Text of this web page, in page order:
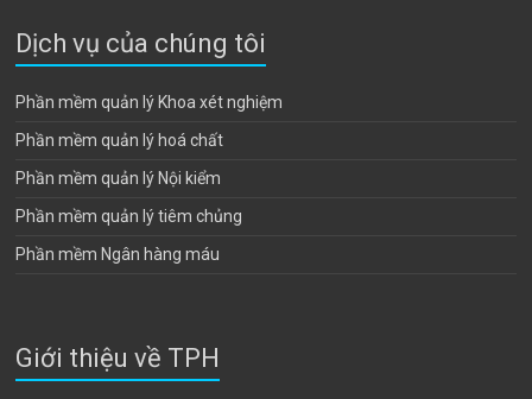
Dịch vụ của chúng tôi
Phần mềm quản lý Khoa xét nghiệm
Phần mềm quản lý hoá chất
Phần mềm quản lý Nội kiểm
Phần mềm quản lý tiêm chủng
Phần mềm Ngân hàng máu
Giới thiệu về TPH